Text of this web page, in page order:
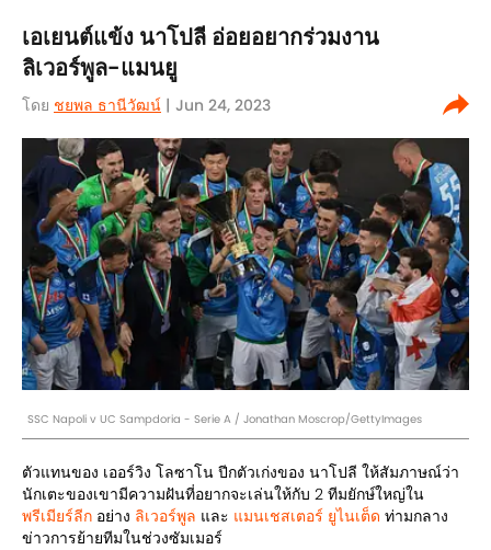
เอเยนต์แข้ง นาโปลี อ่อยอยากร่วมงาน
ลิเวอร์พูล-แมนยู
โดย ชยพล ธานีวัฒน์ | Jun 24, 2023
SSC Napoli v UC Sampdoria - Serie A / Jonathan Moscrop/GettyImages
ตัวแทนของ เออร์วิง โลซาโน ปีกตัวเก่งของ นาโปลี ให้สัมภาษณ์ว่า
นักเตะของเขามีความฝันที่อยากจะเล่นให้กับ 2 ทีมยักษ์ใหญ่ใน
พรีเมียร์ลีก อย่าง ลิเวอร์พูล และ แมนเชสเตอร์ ยูไนเต็ด ท่ามกลาง
ข่าวการย้ายทีมในช่วงซัมเมอร์